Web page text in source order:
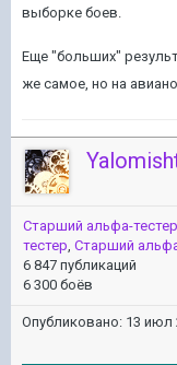
выборке боев.
Еще "больших"
же самое, но на
Старший альфа-тестер
тестер Старший
6 847 публикаций
6 300 боёв
Опубликовано: 13 июл